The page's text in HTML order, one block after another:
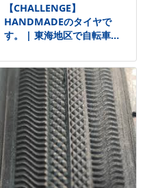
【CHALLENGE】
HANDMADEのタイヤで
す。 | 東海地区で自転車を